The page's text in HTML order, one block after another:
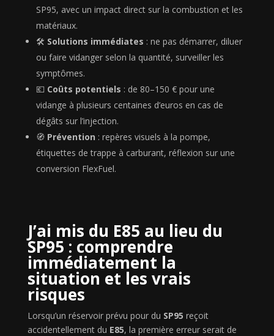
SP95, avec un impact direct sur la combustion et les
matériaux.
🛠️ Solutions immédiates : ne pas démarrer, diluer
ou faire vidanger selon la quantité, surveiller les
symptômes.
💶 Coûts potentiels : de 80–150 € pour une
vidange à plusieurs centaines d’euros en cas de
dégâts sur l’injection.
🧭 Prévention : repères visuels à la pompe,
étiquettes de trappe à carburant, réflexion sur une
conversion FlexFuel.
J’ai mis du E85 au lieu du
SP95 : comprendre
immédiatement la
situation et les vrais
risques
Lorsqu’un réservoir prévu pour du SP95 reçoit
accidentellement du E85, la première erreur serait de